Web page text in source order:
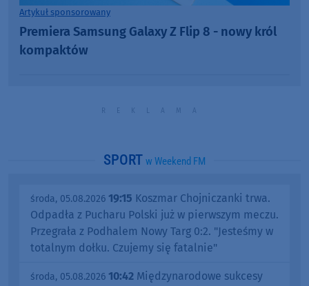
Artykuł sponsorowany
Premiera Samsung Galaxy Z Flip 8 - nowy król
kompaktów
SPORT w Weekend FM
środa, 05.08.2026 19:15 Koszmar Chojniczanki trwa.
Odpadła z Pucharu Polski już w pierwszym meczu.
Przegrała z Podhalem Nowy Targ 0:2. "Jesteśmy w
totalnym dołku. Czujemy się fatalnie"
środa, 05.08.2026 10:42 Międzynarodowe sukcesy